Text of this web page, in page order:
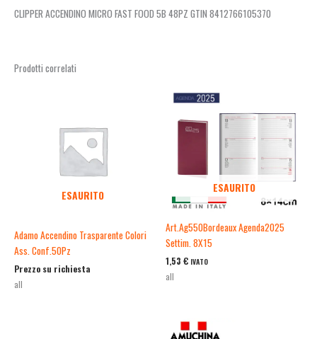
CLIPPER ACCENDINO MICRO FAST FOOD 5B 48PZ GTIN 8412766105370
Prodotti correlati
ESAURITO
Adamo Accendino Trasparente Colori
Ass. Conf.50Pz
Prezzo su richiesta
all
ESAURITO
Art.Ag550Bordeaux Agenda2025
Settim. 8X15
1,53 € IVATO
all